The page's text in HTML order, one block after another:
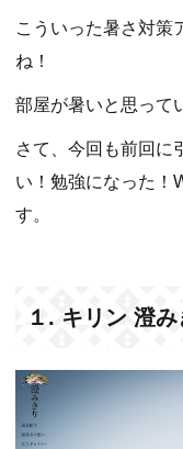
こういった暑さ対策
ね！
部屋が暑いと思って
さて、今回も前回に
い！勉強になった！
す。
１. キリン 澄み